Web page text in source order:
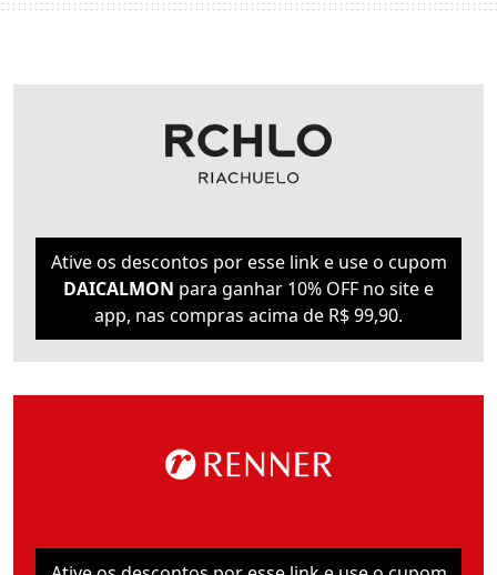
Ative os descontos por esse link e use o cupom
DAICALMON para ganhar 10% OFF no site e
app, nas compras acima de R$ 99,90.